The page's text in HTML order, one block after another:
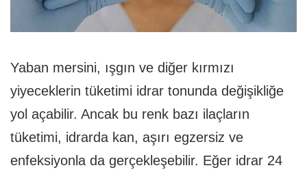
Yaban mersini, ışgın ve diğer kırmızı
yiyeceklerin tüketimi idrar tonunda değişikliğe
yol açabilir. Ancak bu renk bazı ilaçların
tüketimi, idrarda kan, aşırı egzersiz ve
enfeksiyonla da gerçekleşebilir. Eğer idrar 24